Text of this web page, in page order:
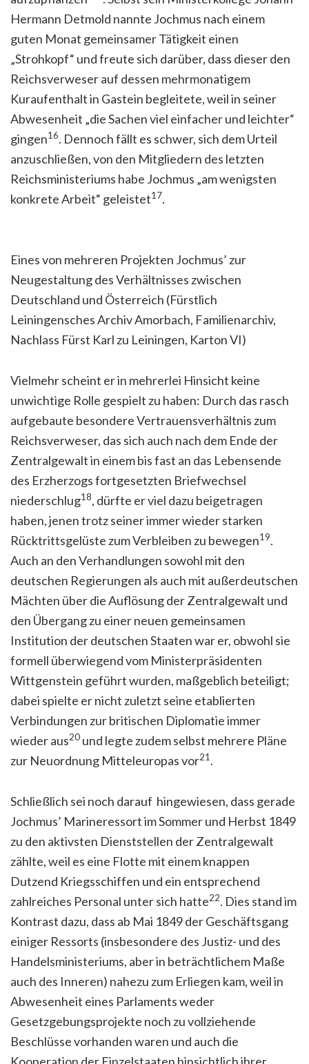
Hermann Detmold nannte Jochmus nach einem
guten Monat gemeinsamer Tätigkeit einen
„Strohkopf“ und freute sich darüber, dass dieser den
Reichsverweser auf dessen mehrmonatigem
Kuraufenthalt in Gastein begleitete, weil in seiner
Abwesenheit „die Sachen viel einfacher und leichter“
gingen16. Dennoch fällt es schwer, sich dem Urteil
anzuschließen, von den Mitgliedern des letzten
Reichsministeriums habe Jochmus „am wenigsten
konkrete Arbeit“ geleistet17.
Eines von mehreren Projekten Jochmus’ zur
Neugestaltung des Verhältnisses zwischen
Deutschland und Österreich (Fürstlich
Leiningensches Archiv Amorbach, Familienarchiv,
Nachlass Fürst Karl zu Leiningen, Karton VI)
Vielmehr scheint er in mehrerlei Hinsicht keine
unwichtige Rolle gespielt zu haben: Durch das rasch
aufgebaute besondere Vertrauensverhältnis zum
Reichsverweser, das sich auch nach dem Ende der
Zentralgewalt in einem bis fast an das Lebensende
des Erzherzogs fortgesetzten Briefwechsel
niederschlug18, dürfte er viel dazu beigetragen
haben, jenen trotz seiner immer wieder starken
Rücktrittsgelüste zum Verbleiben zu bewegen19.
Auch an den Verhandlungen sowohl mit den
deutschen Regierungen als auch mit außerdeutschen
Mächten über die Auflösung der Zentralgewalt und
den Übergang zu einer neuen gemeinsamen
Institution der deutschen Staaten war er, obwohl sie
formell überwiegend vom Ministerpräsidenten
Wittgenstein geführt wurden, maßgeblich beteiligt;
dabei spielte er nicht zuletzt seine etablierten
Verbindungen zur britischen Diplomatie immer
wieder aus20 und legte zudem selbst mehrere Pläne
zur Neuordnung Mitteleuropas vor21.
Schließlich sei noch darauf hingewiesen, dass gerade
Jochmus’ Marineressort im Sommer und Herbst 1849
zu den aktivsten Dienststellen der Zentralgewalt
zählte, weil es eine Flotte mit einem knappen
Dutzend Kriegsschiffen und ein entsprechend
zahlreiches Personal unter sich hatte22. Dies stand im
Kontrast dazu, dass ab Mai 1849 der Geschäftsgang
einiger Ressorts (insbesondere des Justiz- und des
Handelsministeriums, aber in beträchtlichem Maße
auch des Inneren) nahezu zum Erliegen kam, weil in
Abwesenheit eines Parlaments weder
Gesetzgebungsprojekte noch zu vollziehende
Beschlüsse vorhanden waren und auch die